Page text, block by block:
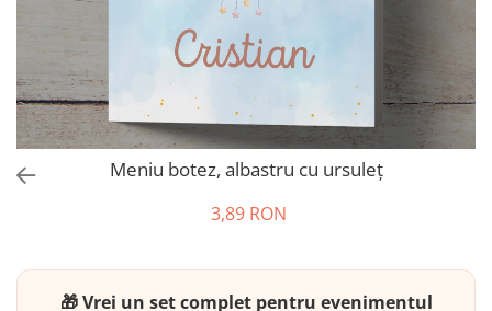
Meniu botez, albastru cu ursuleț
3,89 RON
🎁 Vrei un set complet pentru evenimentul